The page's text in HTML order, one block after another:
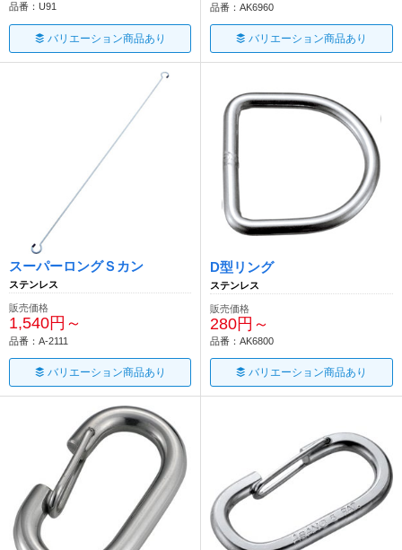
品番：U91
バリエーション商品あり
品番：AK6960
バリエーション商品あり
スーパーロングＳカン
ステンレス
販売価格
1,540円～
品番：A-2111
バリエーション商品あり
D型リング
ステンレス
販売価格
280円～
品番：AK6800
バリエーション商品あり